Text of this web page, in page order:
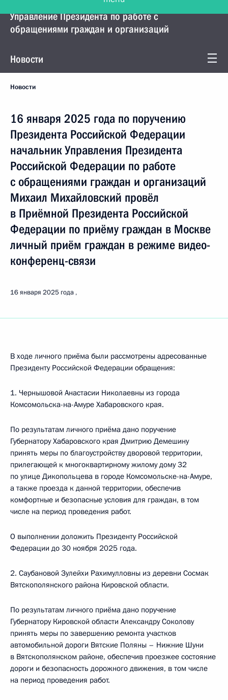
Управление Президента по работе с
обращениями граждан и организаций
Новости
Новости
16 января 2025 года по поручению
Президента Российской Федерации
начальник Управления Президента
Российской Федерации по работе
с обращениями граждан и организаций
Михаил Михайловский провёл
в Приёмной Президента Российской
Федерации по приёму граждан в Москве
личный приём граждан в режиме видео-
конференц-связи
16 января 2025 года
В ходе личного приёма были рассмотрены адресованные
Президенту Российской Федерации обращения:
1. Чернышовой Анастасии Николаевны из города
Комсомольска-на-Амуре Хабаровского края.
По результатам личного приёма дано поручение
Губернатору Хабаровского края Дмитрию Демешину
принять меры по благоустройству дворовой территории,
прилегающей к многоквартирному жилому дому 32
по улице Дикопольцева в городе Комсомольске-на-Амуре,
а также проезда к данной территории, обеспечив
комфортные и безопасные условия для граждан, в том
числе на период проведения работ.
О выполнении доложить Президенту Российской
Федерации до 30 ноября 2025 года.
2. Саубановой Зулейхи Рахимулловны из деревни Сосмак
Вятскополянского района Кировской области.
По результатам личного приёма дано поручение
Губернатору Кировской области Александру Соколову
принять меры по завершению ремонта участков
автомобильной дороги Вятские Поляны – Нижние Шуни
в Вятскополянском районе, обеспечив проезжее состояние
дороги и безопасность дорожного движения, в том числе
на период проведения работ.